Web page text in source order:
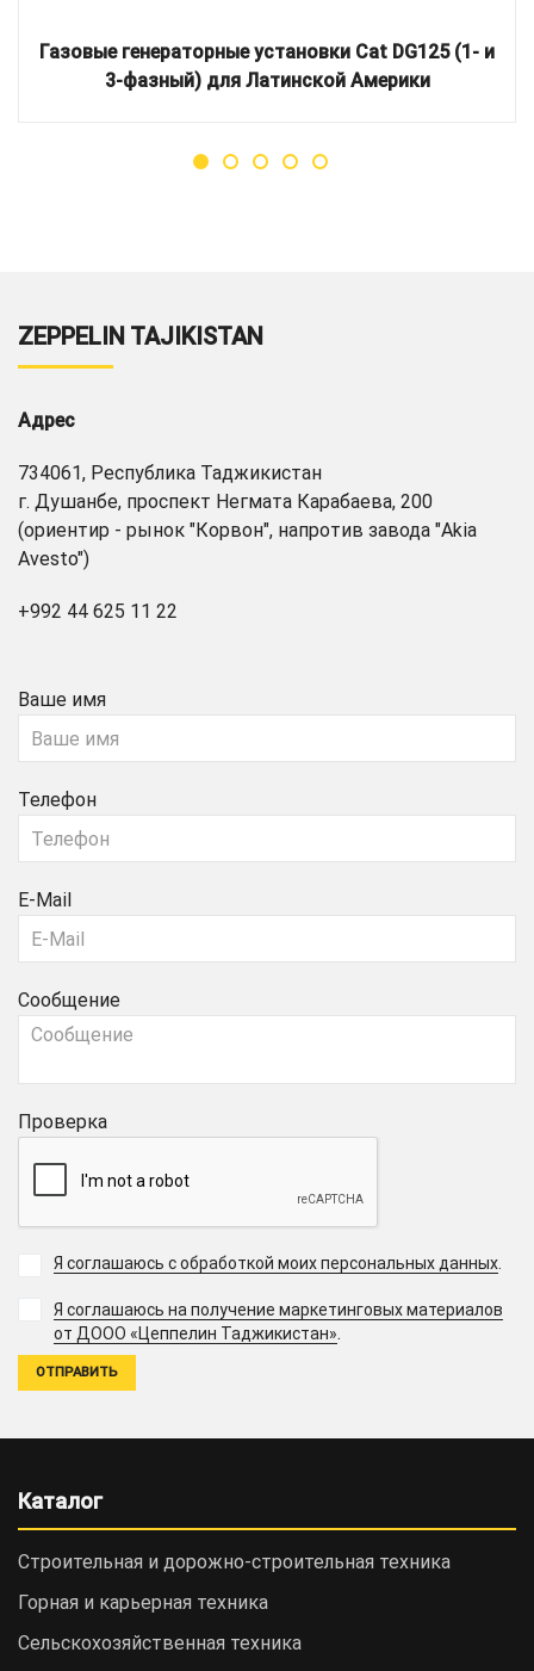
Газовые генераторные установки Cat DG125 (1- и
3-фазный) для Латинской Америки
ZEPPELIN TAJIKISTAN
Адрес
734061, Республика Таджикистан
г. Душанбе, проспект Негмата Карабаева, 200
(ориентир - рынок "Корвон", напротив завода "Akia
Avesto")
+992 44 625 11 22
Ваше имя
Телефон
E-Mail
Сообщение
Проверка
Я соглашаюсь с обработкой моих персональных данных
Я соглашаюсь на получение маркетинговых материалов
от ДООО «Цеппелин Таджикистан».
Каталог
Строительная и дорожно-cтроительная техника
Горная и карьерная техника
Сельскохозяйственная техника